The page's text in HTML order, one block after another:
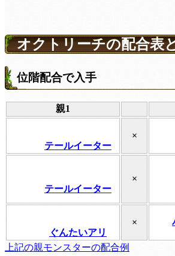
オクトリーチの配合表
位階配合で入手
親1
テールイーター
×
テールイーター
×
ぐんたいアリ
×
上記の親モンスターの配合例